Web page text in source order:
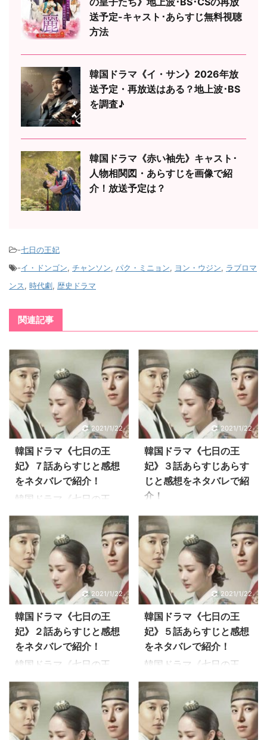
送予定-キャスト･あらすじ無料視聴
方法
韓国ドラマ《イ・サン》2026年放
送予定・再放送はある？地上波･BS
を調査♪
韓国ドラマ《赤い袖先》キャスト･
人物相関図・あらすじを画像で紹
介！放送予定は？
-七日の王妃
-イ・ドンゴン, チャンソン, パク・ミニョン, ヨン・ウジン, ラブロマ
ンス, 時代劇, 歴史ドラマ
関連記事
2021/1/22
韓国ドラマ《七日の王
妃》７話あらすじと感想
をネタバレで紹介！
韓国ドラマ《七日の王
妃》7話のあらすじを感
想を交えながらお伝えし
ています。 パク・ミニョ
ン、ヨン・ウジン、イ・
ドンゴン共演の王宮ロマ
ンス大作《七日の王妃》
は、実話をモチーフに、
2人の王に愛され7日間だ
け王妃の座につき廃妃さ
れた女性の悲恋を描く歴
続出のドラマです！ 韓国
ドラマ《七日の王妃》７
話のあらすじ 6話では、
ヨクそっくりの男ナクチ
2021/1/22
韓国ドラマ《七日の王
妃》３話あらすじあらす
じと感想をネタバレで紹
介！
韓国ドラマ《七日の王
妃》３話のあらすじを感
想を交えながらお伝えし
ています。 パク・ミニョ
ン、ヨン・ウジン、イ・
ドンゴン共演の王宮ロマ
ンス大作《七日の王妃》
は、実話をモチーフに、
2人の王に愛され7日間だ
け王妃の座につき廃妃さ
ン切ない物語が楽しめま
す。 韓国ドラマ《七日の
王妃》３話のあらすじ ２
話では、婚姻の相手がチ
2021/1/22
韓国ドラマ《七日の王
妃》２話あらすじと感想
をネタバレで紹介！
韓国ドラマ《七日の王
妃》２話のあらすじを感
想を交えながらお伝えし
ています。 パク・ミニョ
ン、ヨン・ウジン、イ・
ドンゴン共演の王宮ロマ
2021/1/22
韓国ドラマ《七日の王
妃》５話あらすじと感想
をネタバレで紹介！
韓国ドラマ《七日の王
妃》５話のあらすじを感
想を交えながらお伝えし
ています。 パク・ミニョ
ン、ヨン・ウジン、イ・
ドンゴン共演の王宮ロマ